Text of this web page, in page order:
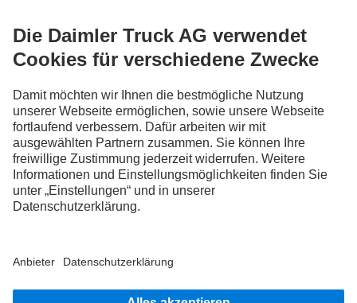
FOLLOW THE ROADSTARS.
Tausche jetzt Erfahrungen mit anderen Truckerinnen und
Truckern aus.
Steig ein
Impressum